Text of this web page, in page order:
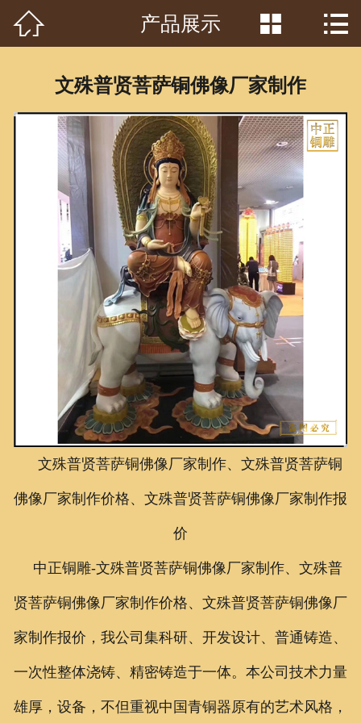
首页
产品中心
客户见证
常识问答
新闻资讯
荣誉资质
泥塑鉴赏
联系我们
 产品展示  
文殊普贤菩萨铜佛像厂家制作
文殊普贤菩萨铜佛像厂家制作、文殊普贤菩萨铜
佛像厂家制作价格、文殊普贤菩萨铜佛像厂家制作报
价
中正铜雕-文殊普贤菩萨铜佛像厂家制作、 文殊普
贤菩萨铜佛像厂家制作价格、 文殊普贤菩萨铜佛像厂
家制作报价 ，我公司集科研、开发设计、普通铸造、
一次性整体浇铸、精密铸造于一体。本公司技术力量
雄厚，设备，不但重视中国青铜器原有的艺术风格，